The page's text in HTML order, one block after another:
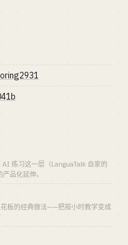
练习这一层（LanguaTalk 自家的
品化延伸。
板的经典做法——把按小时教学变成